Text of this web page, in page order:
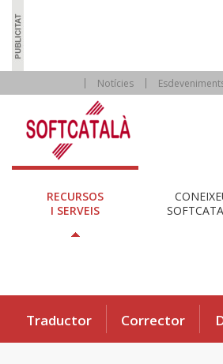
Notícies
RECURSOS
I SERVEIS
Traductor Corrector